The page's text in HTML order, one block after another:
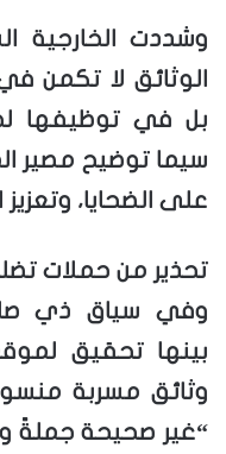
وشددت الخارجية
الوثائق لا تكمن
بل في توظيفها
سيما توضيح مصير
على الضحايا،
تحذير من حملات
وفي سياق ذي
بينها تحقيق
وثائق مسربة
“غير صحيحة جملةً